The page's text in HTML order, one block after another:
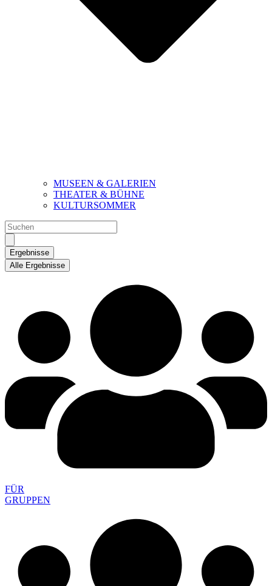
MUSEEN & GALERIEN
THEATER & BÜHNE
KULTURSOMMER
Search
...
Ergebnisse
Alle Ergebnisse
FÜR
GRUPPEN